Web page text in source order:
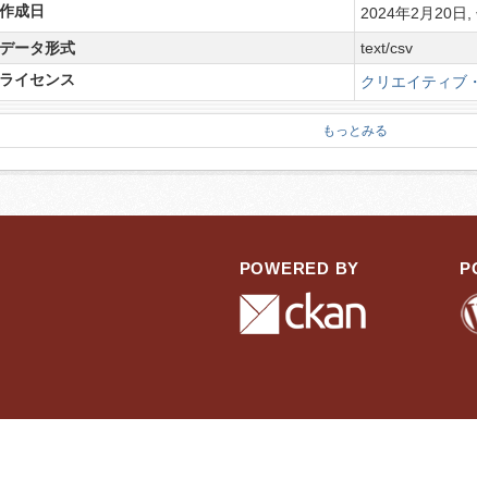
作成日
2024年2月20日
データ形式
text/csv
ライセンス
クリエイティブ
もっとみる
POWERED BY